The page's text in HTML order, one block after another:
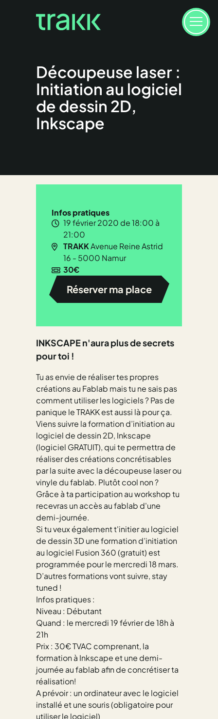
Découpeuse laser :
Initiation au logiciel
de dessin 2D,
Inkscape
INKSCAPE n'aura plus de secrets
pour toi !
Tu as envie de réaliser tes propres
créations au Fablab mais tu ne sais pas
comment utiliser les logiciels ? Pas de
panique le TRAKK est aussi là pour ça.
Viens suivre la formation d’initiation au
logiciel de dessin 2D, Inkscape
(logiciel GRATUIT), qui te permettra de
réaliser des créations concrétisables
par la suite avec la découpeuse laser ou
vinyle du fablab. Plutôt cool non ?
Grâce à ta participation au workshop tu
recevras un accès au fablab d'une
demi-journée.
Si tu veux également t'initier au logiciel
de dessin 3D une formation d’initiation
au logiciel Fusion 360 (gratuit) est
programmée pour le mercredi 18 mars.
D’autres formations vont suivre, stay
tuned !
Infos pratiques :
Niveau : Débutant
Quand : le mercredi 19 février de 18h à
21h
Prix : 30€ TVAC comprenant, la
formation à Inkscape et une demi-
journée au fablab afin de concrétiser ta
réalisation!
A prévoir : un ordinateur avec le logiciel
installé et une souris (obligatoire pour
utiliser le logiciel)
Infos pratiques
19 février 2020 de 18:00 à
21:00
TRAKKAvenue Reine Astrid
16 - 5000 Namur
30€
Réserver ma place